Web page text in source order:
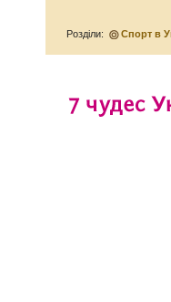
Розділи: Спорт в